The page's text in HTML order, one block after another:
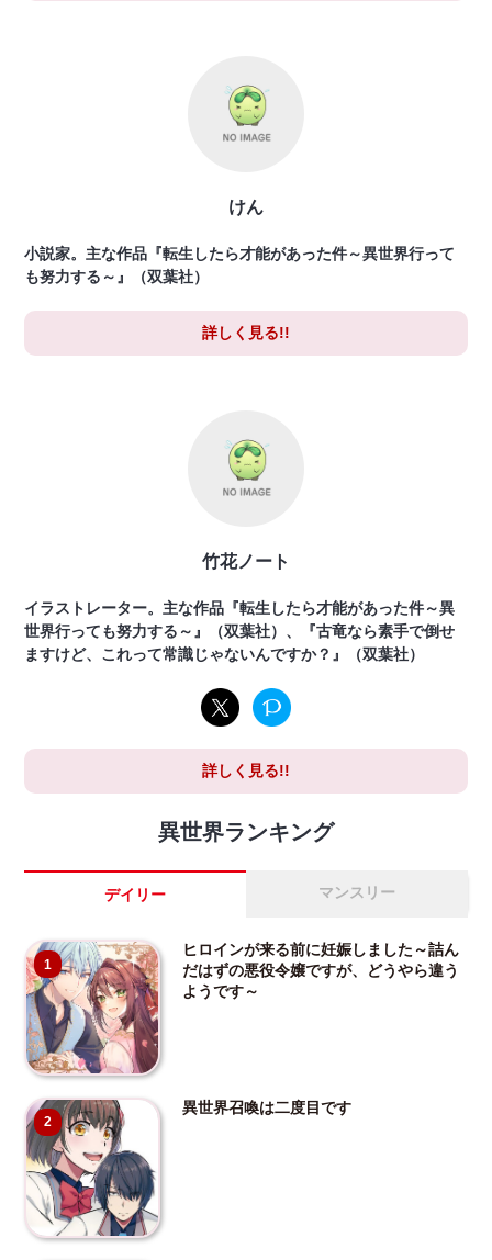
けん
小説家。主な作品『転生したら才能があった件～異世界行って
も努力する～』（双葉社）
詳しく見る!!
竹花ノート
イラストレーター。主な作品『転生したら才能があった件～異
世界行っても努力する～』（双葉社）、『古竜なら素手で倒せ
ますけど、これって常識じゃないんですか？』（双葉社）
詳しく見る!!
異世界ランキング
デイリー マンスリー
1
ヒロインが来る前に妊娠しました～詰ん
だはずの悪役令嬢ですが、どうやら違う
ようです～
2
異世界召喚は二度目です